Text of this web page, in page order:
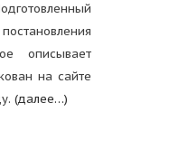
описывает
на сайте
(далее…)